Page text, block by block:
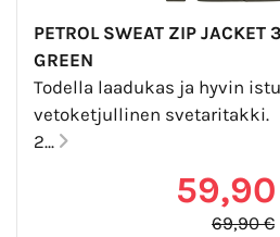
PETROL SWEAT ZIP
GREEN
Todella laadukas ja hyvin
vetoketjullinen svetaritakki.
2...
69,90 €